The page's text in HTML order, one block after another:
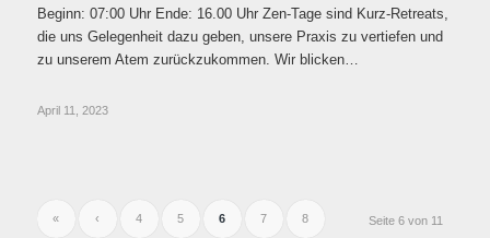
Beginn: 07:00 Uhr Ende: 16.00 Uhr Zen-Tage sind Kurz-Retreats,
die uns Gelegenheit dazu geben, unsere Praxis zu vertiefen und
zu unserem Atem zurückzukommen. Wir blicken…
April 11, 2023
Seite 6 von 11
« ‹ 4 5 6 7 8